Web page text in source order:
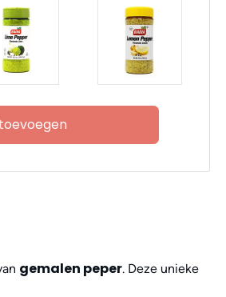
gemalen peper. Deze unieke